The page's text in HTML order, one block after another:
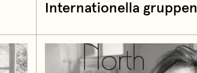
Internationella gruppen